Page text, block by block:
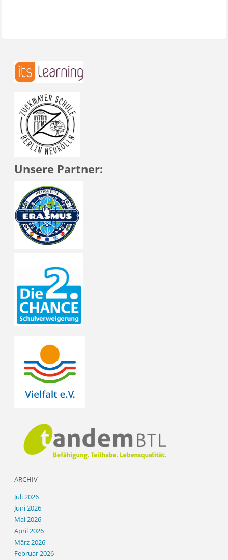
Unsere Partner:
ARCHIV
Juli 2026
Juni 2026
Mai 2026
April 2026
März 2026
Februar 2026